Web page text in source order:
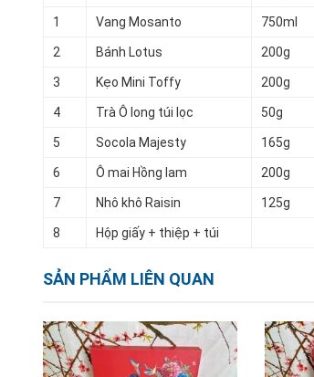
1 Vang Mosanto 750ml
2 Bánh Lotus 200g
3 Kẹo Mini Toffy 200g
4 Trà Ô long túi lọc 50g
5 Socola Majesty 165g
6 Ô mai Hồng lam 200g
7 Nhô khô Raisin 125g
8 Hộp giấy + thiệp + túi
SẢN PHẨM LIÊN QUAN